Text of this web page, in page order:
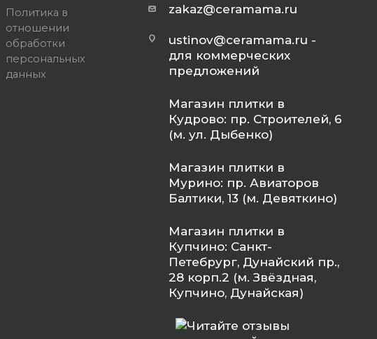
Политика в
отношении
обработки
персональных
данных
zakaz@ceramama.ru
ustinov@ceramama.ru -
для коммерческих
предложений
Магазин плитки в
Кудрово: пр. Строителей, 6
(м. ул. Дыбенко)
Магазин плитки в
Мурино: пр. Авиаторов
Балтики, 13 (м. Девяткино)
Магазин плитки в
Купчино: Санкт-
Петебрург, Дунайский пр.,
28 корп.2 (м. Звёздная,
Купчино, Дунайская)